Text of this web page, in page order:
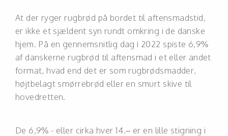
At der ryger rugbrød på bordet til aftensmadstid,
er ikke et sjældent syn rundt omkring i de danske
hjem. På en gennemsnitlig dag i 2022 spiste 6,9%
af danskerne rugbrød til aftensmad i et eller andet
format, hvad end det er som rugbrødsmadder,
højtbelagt smørrebrød eller en smurt skive til
hovedretten.
De 6,9% - eller cirka hver 14.– er en lille stigning i